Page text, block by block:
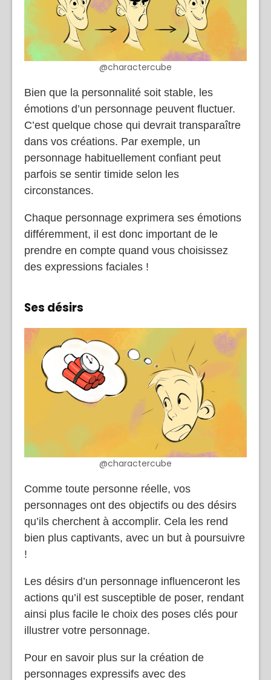
@charactercube
Bien que la personnalité soit stable, les
émotions d’un personnage peuvent fluctuer.
C’est quelque chose qui devrait transparaître
dans vos créations. Par exemple, un
personnage habituellement confiant peut
parfois se sentir timide selon les
circonstances.
Chaque personnage exprimera ses émotions
différemment, il est donc important de le
prendre en compte quand vous choisissez
des expressions faciales !
Ses désirs
@charactercube
Comme toute personne réelle, vos
personnages ont des objectifs ou des désirs
qu’ils cherchent à accomplir. Cela les rend
bien plus captivants, avec un but à poursuivre
!
Les désirs d’un personnage influenceront les
actions qu’il est susceptible de poser, rendant
ainsi plus facile le choix des poses clés pour
illustrer votre personnage.
Pour en savoir plus sur la création de
personnages expressifs avec des